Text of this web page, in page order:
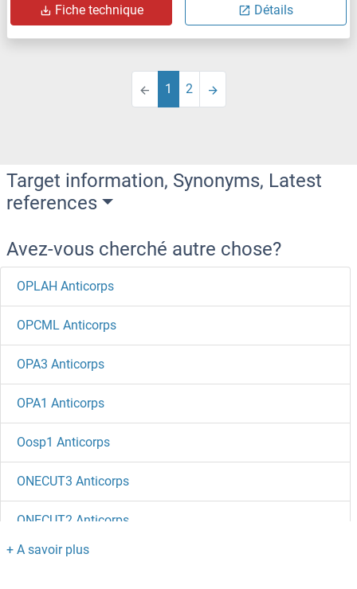
Fiche technique Détails
1 2
Target information, Synonyms, Latest
references
Avez-vous cherché autre chose?
OPLAH Anticorps
OPCML Anticorps
OPA3 Anticorps
OPA1 Anticorps
Oosp1 Anticorps
ONECUT3 Anticorps
ONECUT2 Anticorps
One Cut Homeobox 1 Anticorps